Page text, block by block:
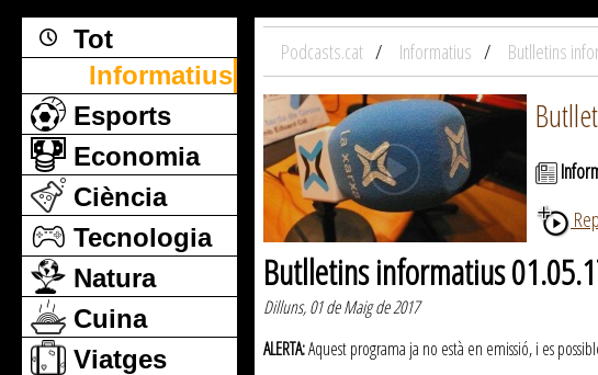
Tot
Informatius
Esports
Economia
Ciència
Tecnologia
Natura
Cuina
Viatges
Podcasts.cat Informatius Butlletins
Butlletins informatius
Dilluns, 01 de Maig de 2017
ALERTA:Aquest programa ja no està en emissió, i es